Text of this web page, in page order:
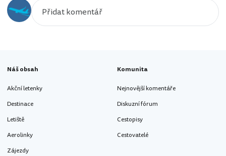
Náš obsah
Akční letenky
Destinace
Letiště
Aerolinky
Zájezdy
Komunita
Nejnovější komentáře
Diskuzní fórum
Cestopisy
Cestovatelé